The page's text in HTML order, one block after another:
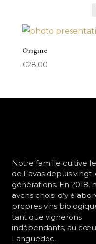
Origine
€28,00
Notre famille cultive
de Favas depuis
générations. En 2018,
avons choisi d’y
propres vins
tant que vignerons
indépendants, au
Languedoc.